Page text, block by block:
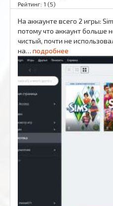
Рейтинг: 1 (5)
На аккаунте всего 2 игры:
потому что аккаунт больше
чистый, почти не
на… подробнее